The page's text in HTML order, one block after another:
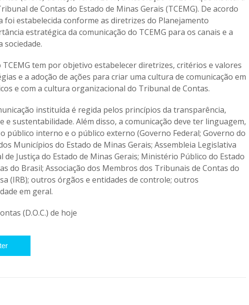
de Contas do Estado de Minas Gerais (TCEMG). De acordo
foi estabelecida conforme as diretrizes do Planejamento
estratégica da comunicação do TCEMG para os canais e a
TCEMG tem por objetivo estabelecer diretrizes, critérios e valores
e a adoção de ações para criar uma cultura de comunicação em
e com a cultura organizacional do Tribunal de Contas.
instituída é regida pelos princípios da transparência,
e sustentabilidade. Além disso, a comunicação deve ter linguagem,
público interno e o público externo (Governo Federal; Governo do
Municípios do Estado de Minas Gerais; Assembleia Legislativa
Justiça do Estado de Minas Gerais; Ministério Público do Estado
do Brasil; Associação dos Membros dos Tribunais de Contas do
(IRB); outros órgãos e entidades de controle; outros
em geral.
(D.O.C.) de hoje